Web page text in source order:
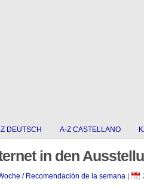
DEUTSCH A-Z CASTELLANO
in den
/ Recomendación de la semana|